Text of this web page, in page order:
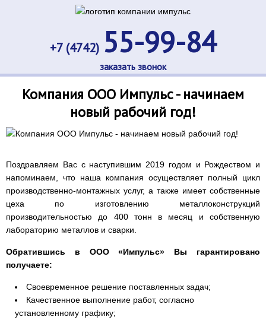
+7 (4742) 55-99-84
заказать звонок
Компания ООО Импульс - начинаем
новый рабочий год!
Поздравляем Вас с наступившим 2019 годом и Рождеством и
напоминаем, что наша компания осуществляет полный цикл
производственно-монтажных услуг, а также имеет собственные
цеха по изготовлению металлоконструкций
производительностью до 400 тонн в месяц и собственную
лабораторию металлов и сварки.
Обратившись в ООО «Импульс» Вы гарантировано
получаете:
Своевременное решение поставленных задач;
Качественное выполнение работ, согласно
установленному графику;